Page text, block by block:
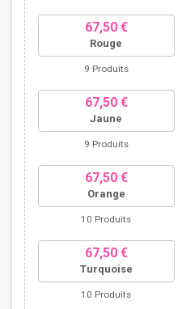
67,50 €
Rouge
9 Produits
67,50 €
Jaune
9 Produits
67,50 €
Orange
10 Produits
67,50 €
Turquoise
10 Produits